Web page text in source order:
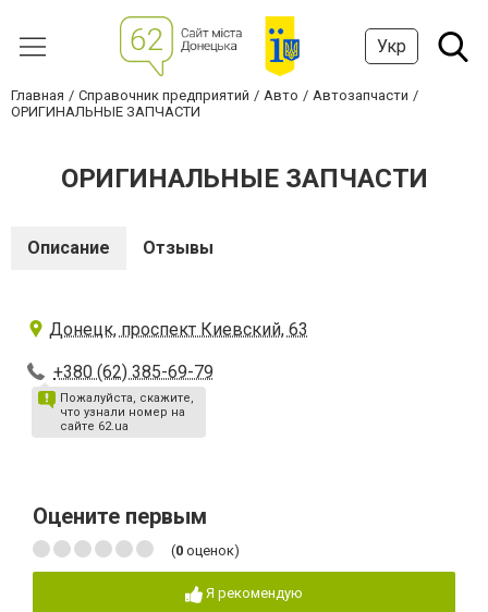
Укр
Главная Справочник предприятий Авто
Автозапчасти
ОРИГИНАЛЬНЫЕ ЗАПЧАСТИ
ОРИГИНАЛЬНЫЕ ЗАПЧАСТИ
Описание Отзывы
Донецк, проспект Киевский, 63
+380 (62) 385-69-79
Пожалуйста, скажите,
что узнали номер на
сайте 62.ua
Оцените первым
(0 оценок)
Я рекомендую